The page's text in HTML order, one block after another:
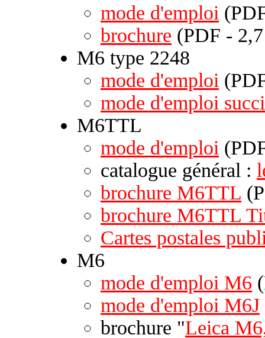
mode d'emploi
brochure (PDF -
M6 type 2248
mode d'emploi
mode d'emploi
M6TTL
mode d'emploi
catalogue général :
brochure M6TTL
brochure M6TTL
Cartes postales
M6
mode d'emploi M6
mode d'emploi M6J
brochure "Leica